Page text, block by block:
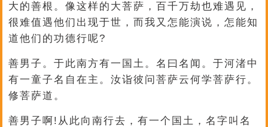
大的善根。像这样的大菩萨，百千万劫也难遇见，
很难值遇他们出现于世，而我又怎能演说，怎能知
道他们的功德行呢?
善男子。于此南方有一国土。名曰名闻。于河渚中
有一童子名自在主。汝诣彼问菩萨云何学菩萨行。
修菩萨道。
善男子啊!从此向南行去，有一个国土，名字叫名